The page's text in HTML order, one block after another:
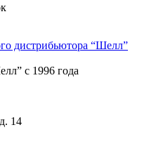
с 1996 года
14